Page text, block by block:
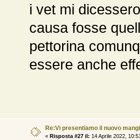
i vet mi
causa fosse
pettorina
essere anche
Re:Vi presentiamo il nuovo
« Risposta #27 il: 14 Aprile 2022,